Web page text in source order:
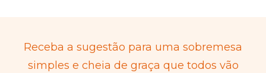
Receba a sugestão para uma sobremesa
simples e cheia de graça que todos vão